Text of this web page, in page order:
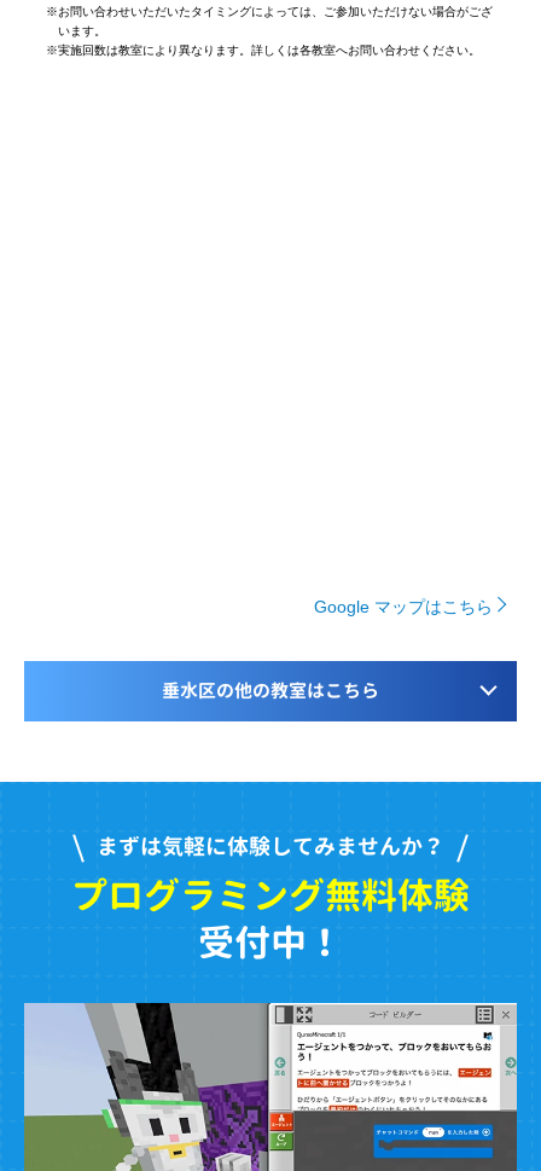
※お問い合わせいただいたタイミングによっては、ご参加いただけない場合がござ
います。
※実施回数は教室により異なります。詳しくは各教室へお問い合わせください。
Google マップはこちら
垂水区の他の教室はこちら
まずは気軽に体験してみませんか？
プログラミング無料体験
受付中！